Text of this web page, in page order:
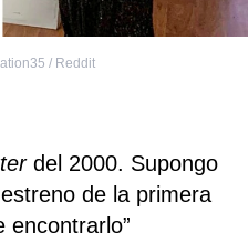
/ Reddit
del 2000. Supongo
de la primera
encontrarlo”